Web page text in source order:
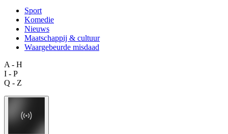
Sport
Komedie
Nieuws
Maatschappij & cultuur
Waargebeurde misdaad
A - H
I - P
Q - Z